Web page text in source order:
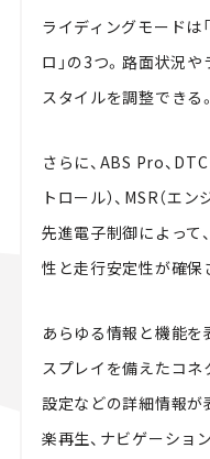
ライディングモードは
ロ」の3つ。路面状況
スタイルを調整できる。
さらに、ABS Pro、
トロール）、MSR（エ
先進電子制御によって
性と走行安定性が確保
あらゆる情報と機能
スプレイを備えたコネ
設定などの詳細情報が
楽再生、ナビゲーショ